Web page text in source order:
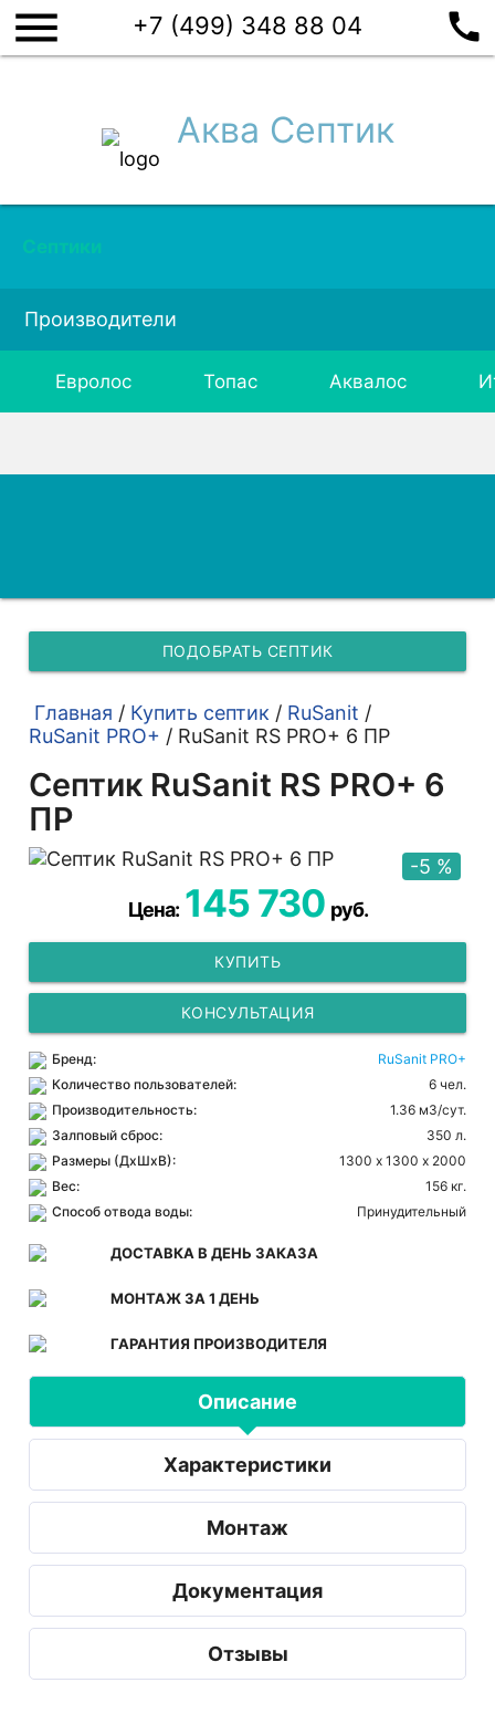
menu +7 (499) 348 88 04 call
Аква Септик
Септики
Производители
Евролос Топас Аквалос
ПОДОБРАТЬ СЕПТИК
Главная / Купить септик / RuSanit /
RuSanit PRO+ / RuSanit RS PRO+ 6 ПР
Септик RuSanit RS PRO+ 6
ПР
-5 %
Цена: 145 730 руб.
КУПИТЬ
КОНСУЛЬТАЦИЯ
Бренд:
RuSanit PRO+
Количество пользователей:
6 чел.
Производительность:
1.36 м3/сут.
Залповый сброс:
350 л.
Размеры (ДхШхВ):
1300 х 1300 х 2000
Вес:
156 кг.
Способ отвода воды:
Принудительный
ДОСТАВКА В ДЕНЬ ЗАКАЗА
МОНТАЖ ЗА 1 ДЕНЬ
ГАРАНТИЯ ПРОИЗВОДИТЕЛЯ
Описание
Характеристики
Монтаж
Документация
Отзывы